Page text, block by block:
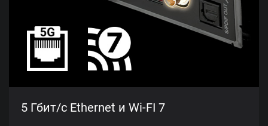
5 Гбит/с Ethernet и Wi-FI 7